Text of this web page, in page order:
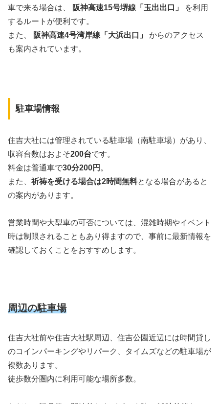
車で来る場合は、 阪神高速15号堺線「玉出出口」
を利用
するルートが便利です。
また、
阪神高速4号湾岸線「大浜出口」
からのアクセス
も案内されています。
駐車場情報
住吉大社には管理されている駐車場（南駐車場）があり、
収容台数はおよそ200台です。
料金は普通車で30分200円 。
また、 祈祷を受ける場合は2時間無料となる場合があると
の案内があります。
営業時間や大型車の可否については、混雑時期やイベント
時は制限されることもあり得ますので、事前に最新情報を
確認しておくことをおすすめします。
周辺の駐車場
住吉大社前や住吉大社駅周辺、住吉公園近辺には時間貸し
のコインパーキングやリパーク、タイムズなどの駐車場が
複数あります。
徒歩数分圏内に利用可能な場所多数。